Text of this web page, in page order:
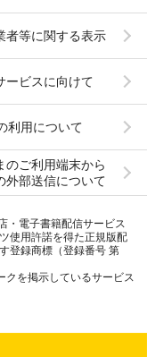
者等に関する表示
ービスに向けて
利用について
のご利用端末から
外部送信について
・電子書籍配信サービス
使用許諾を得た正規版配
登録商標（登録番号 第
クを掲示しているサービス